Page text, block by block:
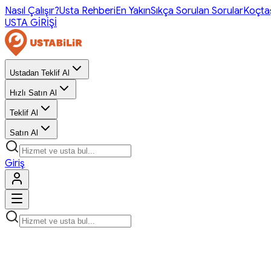
Nasıl Çalışır?Usta RehberiEn YakınSıkça Sorulan Sorular
USTA GİRİŞİ
Ustadan Teklif Al
Hızlı Satın Al
Teklif Al
Satın Al
Giriş